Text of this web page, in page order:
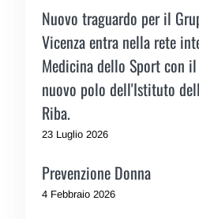
Nuovo traguardo per il
Vicenza entra nella rete
Medicina dello Sport con
nuovo polo dell'Istituto
Riba.
23 Luglio 2026
Prevenzione Donna
4 Febbraio 2026